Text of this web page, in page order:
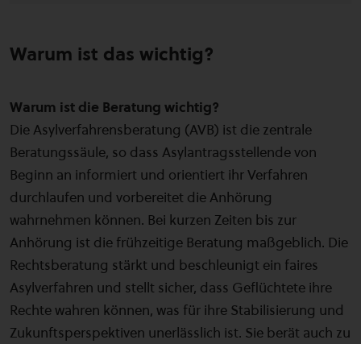
Warum ist das wichtig?
Warum ist die Beratung wichtig?
Die Asylverfahrensberatung (AVB) ist die zentrale
Beratungssäule, so dass Asylantragsstellende von
Beginn an informiert und orientiert ihr Verfahren
durchlaufen und vorbereitet die Anhörung
wahrnehmen können. Bei kurzen Zeiten bis zur
Anhörung ist die frühzeitige Beratung maßgeblich. Die
Rechtsberatung stärkt und beschleunigt ein faires
Asylverfahren und stellt sicher, dass Geflüchtete ihre
Rechte wahren können, was für ihre Stabilisierung und
Zukunftsperspektiven unerlässlich ist. Sie berät auch zu